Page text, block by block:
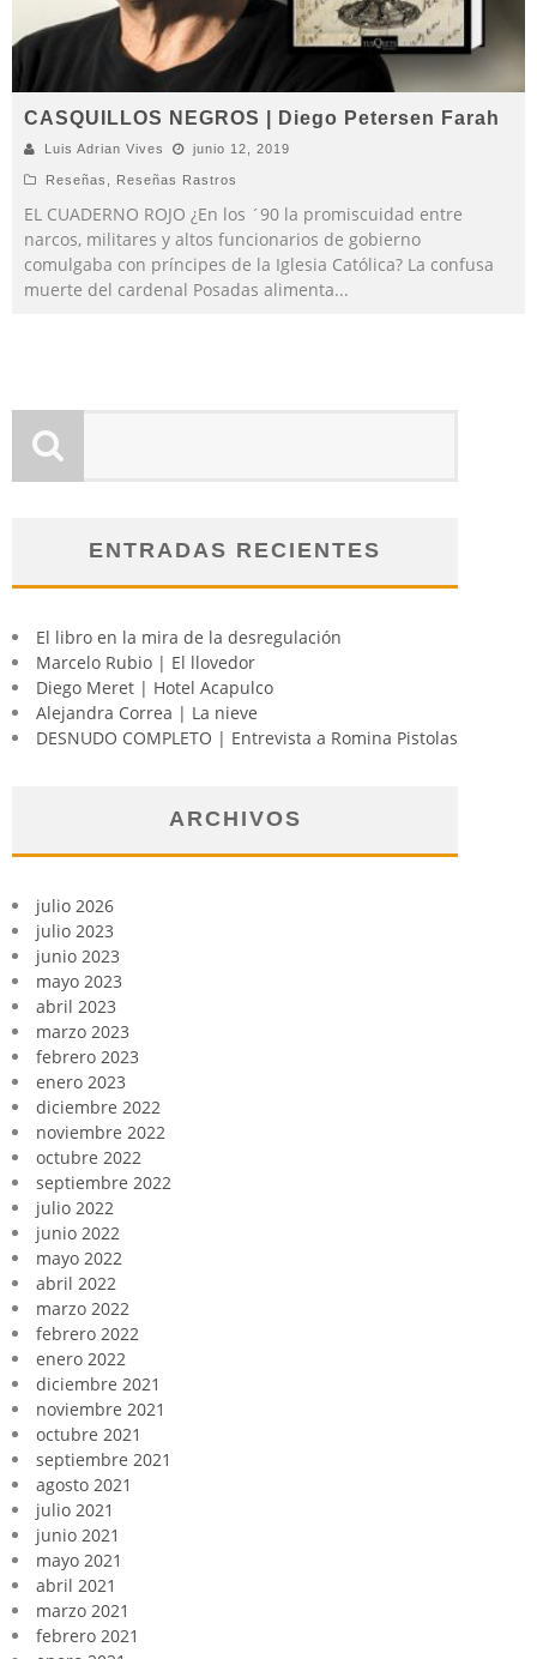
CASQUILLOS NEGROS | Diego Petersen Farah
Luis Adrian Vives junio 12, 2019
Reseñas Reseñas Rastros
EL CUADERNO ROJO ¿En los ´90 la promiscuidad entre
narcos, militares y altos funcionarios de gobierno
comulgaba con príncipes de la Iglesia Católica? La confusa
muerte del cardenal Posadas alimenta...
ENTRADAS RECIENTES
El libro en la mira de la desregulación
Marcelo Rubio | El llovedor
Diego Meret | Hotel Acapulco
Alejandra Correa | La nieve
DESNUDO COMPLETO | Entrevista a Romina Pistolas
ARCHIVOS
julio 2026
julio 2023
junio 2023
mayo 2023
abril 2023
marzo 2023
febrero 2023
enero 2023
diciembre 2022
noviembre 2022
octubre 2022
septiembre 2022
julio 2022
junio 2022
mayo 2022
abril 2022
marzo 2022
febrero 2022
enero 2022
diciembre 2021
noviembre 2021
octubre 2021
septiembre 2021
agosto 2021
julio 2021
junio 2021
mayo 2021
abril 2021
marzo 2021
febrero 2021